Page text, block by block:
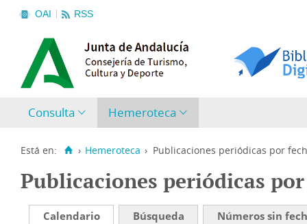
OAI RSS
Consulta Hemeroteca
Está en: › Hemeroteca › Publicaciones periódicas por
Publicaciones periódicas
Calendario Búsqueda
Números sin